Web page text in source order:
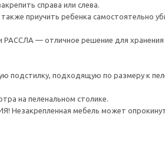
справа или слева.
приучить ребенка самостоятельно
— отличное решение для хранения
подстилку, подходящую по размеру к
на пеленальном столике.
мебель может